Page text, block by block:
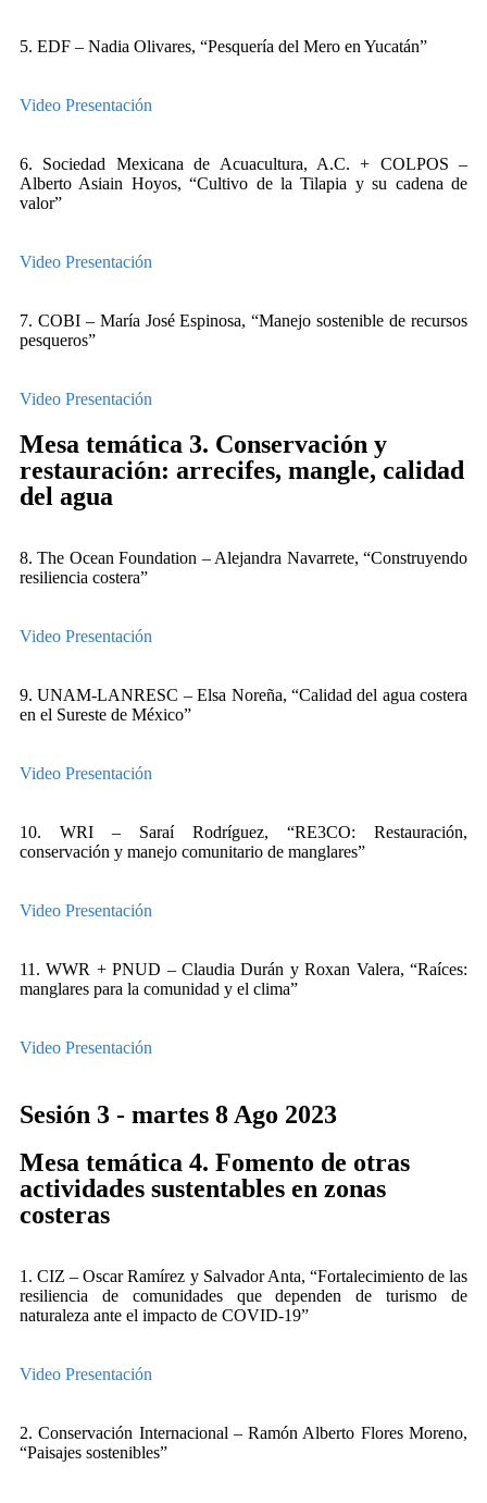
5. EDF – Nadia Olivares, “Pesquería del Mero en Yucatán”
Video Presentación
6. Sociedad Mexicana de Acuacultura, A.C. + COLPOS –
Alberto Asiain Hoyos, “Cultivo de la Tilapia y su cadena de
valor”
Video Presentación
7. COBI – María José Espinosa, “Manejo sostenible de recursos
pesqueros”
Video Presentación
Mesa temática 3. Conservación y
restauración: arrecifes, mangle, calidad
del agua
8. The Ocean Foundation – Alejandra Navarrete, “Construyendo
resiliencia costera”
Video Presentación
9. UNAM-LANRESC – Elsa Noreña, “Calidad del agua costera
en el Sureste de México”
Video Presentación
10. WRI – Saraí Rodríguez, “RE3CO: Restauración,
conservación y manejo comunitario de manglares”
Video Presentación
11. WWR + PNUD – Claudia Durán y Roxan Valera, “Raíces:
manglares para la comunidad y el clima”
Video Presentación
Sesión 3 - martes 8 Ago 2023
Mesa temática 4. Fomento de otras
actividades sustentables en zonas
costeras
1. CIZ – Oscar Ramírez y Salvador Anta, “Fortalecimiento de las
resiliencia de comunidades que dependen de turismo de
naturaleza ante el impacto de COVID-19”
Video Presentación
2. Conservación Internacional – Ramón Alberto Flores Moreno,
“Paisajes sostenibles”